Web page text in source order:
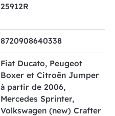
25912R
8720908640338
Fiat Ducato, Peugeot
Boxer et Citroën Jumper
à partir de 2006,
Mercedes Sprinter,
Volkswagen (new) Crafter